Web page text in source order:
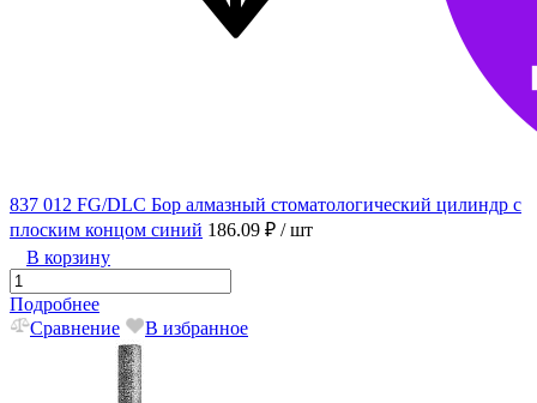
837 012 FG/DLC Бор алмазный стоматологический цилиндр с
плоским концом синий 186.09 ₽ / шт
В корзину
Подробнее
Сравнение
В избранное